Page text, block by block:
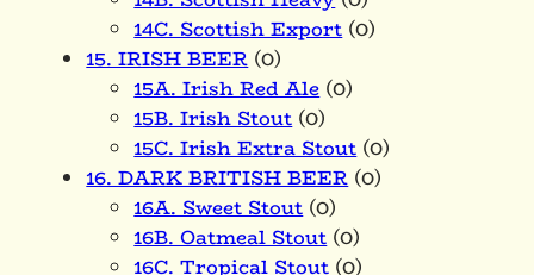
14C. Scottish Export(0)
15. IRISH BEER(0)
15A. Irish Red Ale(0)
15B. Irish Stout(0)
15C. Irish Extra Stout(0)
16. DARK BRITISH BEER(0)
16A. Sweet Stout(0)
16B. Oatmeal Stout(0)
16C. Tropical Stout(0)